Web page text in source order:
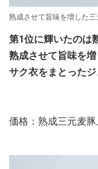
熟成させて旨味を増した
第1位に輝いたのは
熟成させて旨味を
サク衣をまとったジ
価格：熟成三元麦